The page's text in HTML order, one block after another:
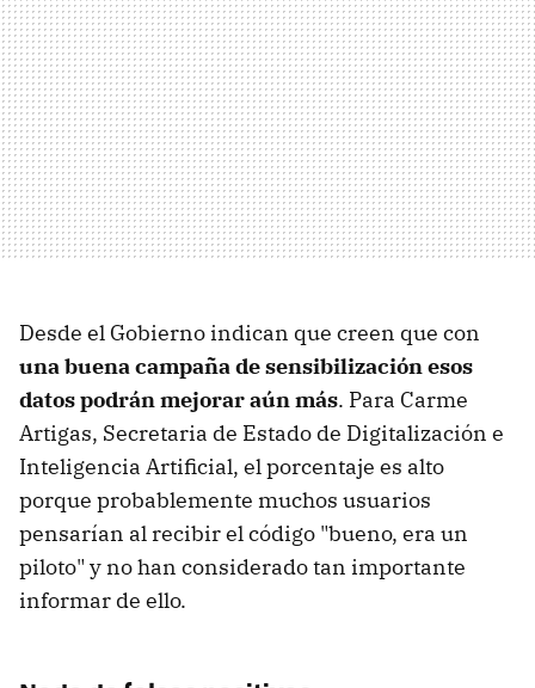
Desde el Gobierno indican que creen que con
una buena campaña de sensibilización esos
datos podrán mejorar aún más. Para Carme
Artigas, Secretaria de Estado de Digitalización e
Inteligencia Artificial, el porcentaje es alto
porque probablemente muchos usuarios
pensarían al recibir el código "bueno, era un
piloto" y no han considerado tan importante
informar de ello.